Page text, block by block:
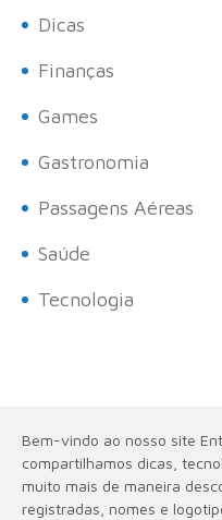
Dicas
Finanças
Games
Gastronomia
Passagens Aéreas
Saúde
Tecnologia
Bem-vindo ao nosso site
compartilhamos dicas,
muito mais de maneira
registradas, nomes e